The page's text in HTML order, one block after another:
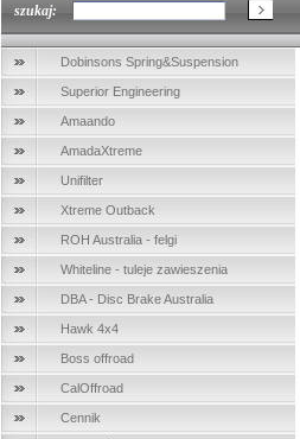
szukaj:
Dobinsons Spring&Suspension
Superior Engineering
Amaando
AmadaXtreme
Unifilter
Xtreme Outback
ROH Australia - felgi
Whiteline - tuleje zawieszenia
DBA - Disc Brake Australia
Hawk 4x4
Boss offroad
CalOffroad
Cennik